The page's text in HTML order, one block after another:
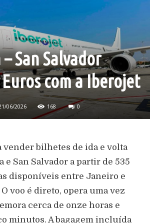
San Salvador
com a Iberojet
06/2026 168 0
vender bilhetes de ida e volta
e San Salvador a partir de 535
disponíveis entre Janeiro e
voo é direto, opera uma vez
cerca de onze horas e
minutos. A bagagem incluída